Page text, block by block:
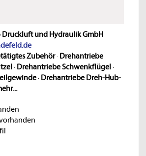
Druckluft und Hydraulik GmbH
Zubehör· Drehantriebe
· Drehantriebe Schwenkflügel ·
· Drehantriebe Dreh-Hub-